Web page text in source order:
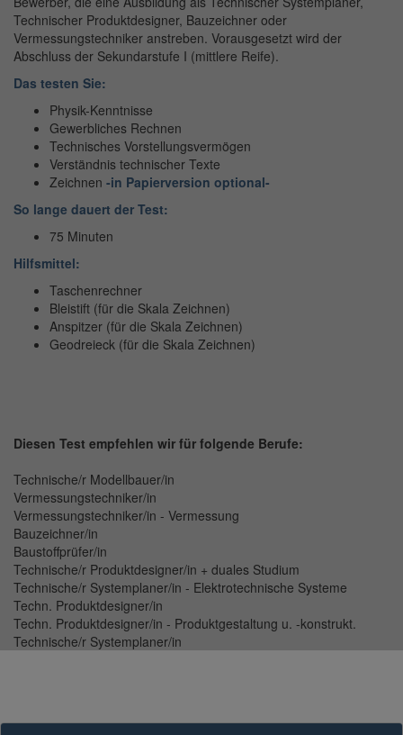
Technischer Produktdesigner, Bauzeichner oder
Vermessungstechniker anstreben. Vorausgesetzt wird der
Abschluss der Sekundarstufe I (mittlere Reife).
Das testen Sie:
Physik-Kenntnisse
Gewerbliches Rechnen
Technisches Vorstellungsvermögen
Verständnis technischer Texte
Zeichnen -in Papierversion optional-
So lange dauert der Test:
75 Minuten
Hilfsmittel:
Taschenrechner
Bleistift (für die Skala Zeichnen)
Anspitzer (für die Skala Zeichnen)
Geodreieck (für die Skala Zeichnen)
Diesen Test empfehlen wir für folgende Berufe:
Technische/r Modellbauer/in
Vermessungstechniker/in
Vermessungstechniker/in - Vermessung
Bauzeichner/in
Baustoffprüfer/in
Technische/r Produktdesigner/in + duales Studium
Technische/r Systemplaner/in - Elektrotechnische Systeme
Techn. Produktdesigner/in
Techn. Produktdesigner/in - Produktgestaltung u. -konstrukt.
Technische/r Systemplaner/in